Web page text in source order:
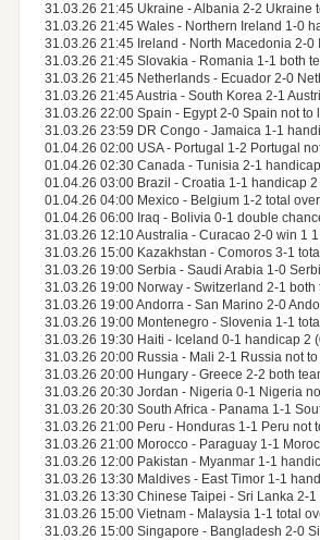
31.03.26 21:45 Ukraine - Albania 2-2 Ukraine
31.03.26 21:45 Wales - Northern Ireland 1-0
31.03.26 21:45 Ireland - North Macedonia 2-
31.03.26 21:45 Slovakia - Romania 1-1 both
31.03.26 21:45 Netherlands - Ecuador 2-0
31.03.26 21:45 Austria - South Korea 2-1
31.03.26 22:00 Spain - Egypt 2-0 Spain not to
31.03.26 23:59 DR Congo - Jamaica 1-1
01.04.26 02:00 USA - Portugal 1-2 Portugal
01.04.26 02:30 Canada - Tunisia 2-1
01.04.26 03:00 Brazil - Croatia 1-1 handicap 2
01.04.26 04:00 Mexico - Belgium 1-2 total
01.04.26 06:00 Iraq - Bolivia 0-1 double
31.03.26 12:10 Australia - Curacao 2-0 win 1
31.03.26 15:00 Kazakhstan - Comoros 3-1
31.03.26 19:00 Serbia - Saudi Arabia 1-0
31.03.26 19:00 Norway - Switzerland 2-1 both
31.03.26 19:00 Andorra - San Marino 2-0
31.03.26 19:00 Montenegro - Slovenia 1-1
31.03.26 19:30 Haiti - Iceland 0-1 handicap 2
31.03.26 20:00 Russia - Mali 2-1 Russia not
31.03.26 20:00 Hungary - Greece 2-2 both
31.03.26 20:30 Jordan - Nigeria 0-1 Nigeria
31.03.26 20:30 South Africa - Panama 1-1
31.03.26 21:00 Peru - Honduras 1-1 Peru not
31.03.26 21:00 Morocco - Paraguay 1-1
31.03.26 12:00 Pakistan - Myanmar 1-1
31.03.26 13:30 Maldives - East Timor 1-1
31.03.26 13:30 Chinese Taipei - Sri Lanka 2-1
31.03.26 15:00 Vietnam - Malaysia 1-1 total
31.03.26 15:00 Singapore - Bangladesh 2-0